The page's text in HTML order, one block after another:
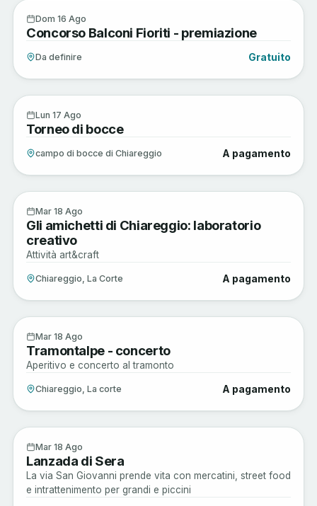
Sagre e Tradizioni
Dom 16 Ago
Concorso Balconi Fioriti - premiazione
Da definire Gratuito
Musica e Spettacoli
Lun 17 Ago
Torneo di bocce
campo di bocce di Chiareggio A pagamento
Musica e Spettacoli
Mar 18 Ago
Gli amichetti di Chiareggio: laboratorio
creativo
Attività art&craft
Chiareggio, La Corte A pagamento
Musica e Spettacoli
Mar 18 Ago
Tramontalpe - concerto
Aperitivo e concerto al tramonto
Chiareggio, La corte A pagamento
Enogastronomia
Mar 18 Ago
Lanzada di Sera
La via San Giovanni prende vita con mercatini, street food
e intrattenimento per grandi e piccini